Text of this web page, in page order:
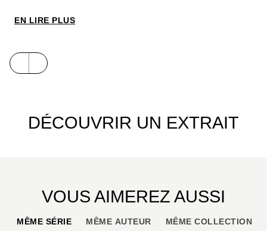
EN LIRE PLUS
DÉCOUVRIR UN EXTRAIT
VOUS AIMEREZ AUSSI
MÊME SÉRIE MÊME AUTEUR MÊME COLLECTION